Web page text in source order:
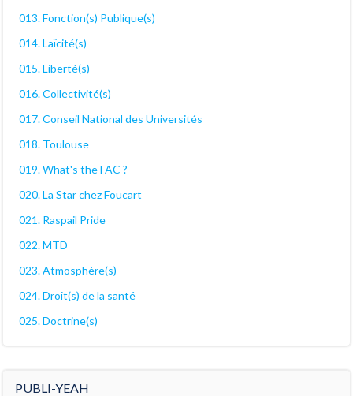
013. Fonction(s) Publique(s)
014. Laïcité(s)
015. Liberté(s)
016. Collectivité(s)
017. Conseil National des Universités
018. Toulouse
019. What's the FAC ?
020. La Star chez Foucart
021. Raspail Pride
022. MTD
023. Atmosphère(s)
024. Droit(s) de la santé
025. Doctrine(s)
PUBLI-YEAH